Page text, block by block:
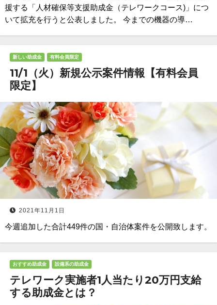
援する「人材確保等支援助成金（テレワークコース)」につ
いて拡充を行うと公表しました。 今までの機器の導…
新しい助成金 有料会員限定
11/1（火）新規公示案件情報【有料会員
限定】
2021年11月1日
今週追加した合計449件の国・自治体案件を公開致します。
おすすめ助成金 設備系の助成金
テレワーク実施者1人当たり20万円支給
する助成金とは？